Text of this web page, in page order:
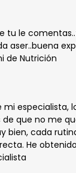
tu le
aser..buena
de Nutrición
especialista,
que no me
bien, cada
He